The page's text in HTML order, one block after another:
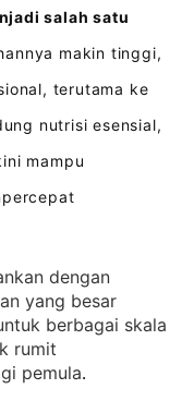
salah satu
makin tinggi,
terutama ke
nutrisi esensial,
mampu
dengan
yang besar
berbagai skala
rumit
pemula.